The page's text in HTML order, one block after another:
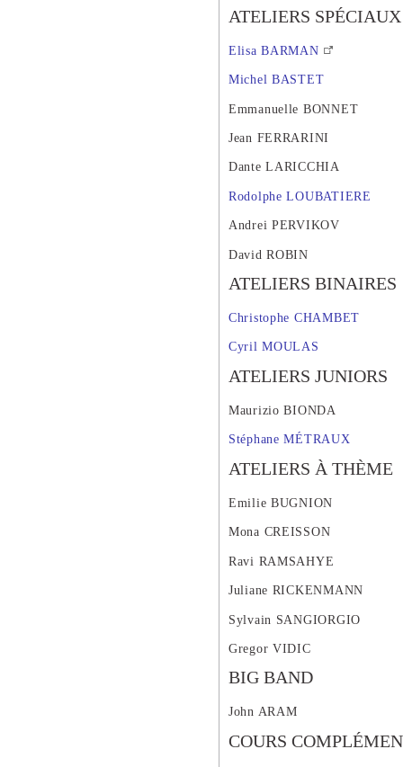
ATELIERS SPÉCIAUX
Elisa BARMAN
Michel BASTET
Emmanuelle BONNET
Jean FERRARINI
Dante LARICCHIA
Rodolphe LOUBATIERE
Andrei PERVIKOV
David ROBIN
ATELIERS BINAIRES
Christophe CHAMBET
Cyril MOULAS
ATELIERS JUNIORS
Maurizio BIONDA
Stéphane MÉTRAUX
ATELIERS À THÈME
Emilie BUGNION
Mona CREISSON
Ravi RAMSAHYE
Juliane RICKENMANN
Sylvain SANGIORGIO
Gregor VIDIC
BIG BAND
John ARAM
COURS